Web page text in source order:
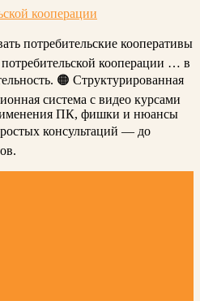
кооперации
потребительские кооперативы
кооперации … в
🟠 Структурированная
система с видео курсами
ПК, фишки и нюансы
консультаций — до